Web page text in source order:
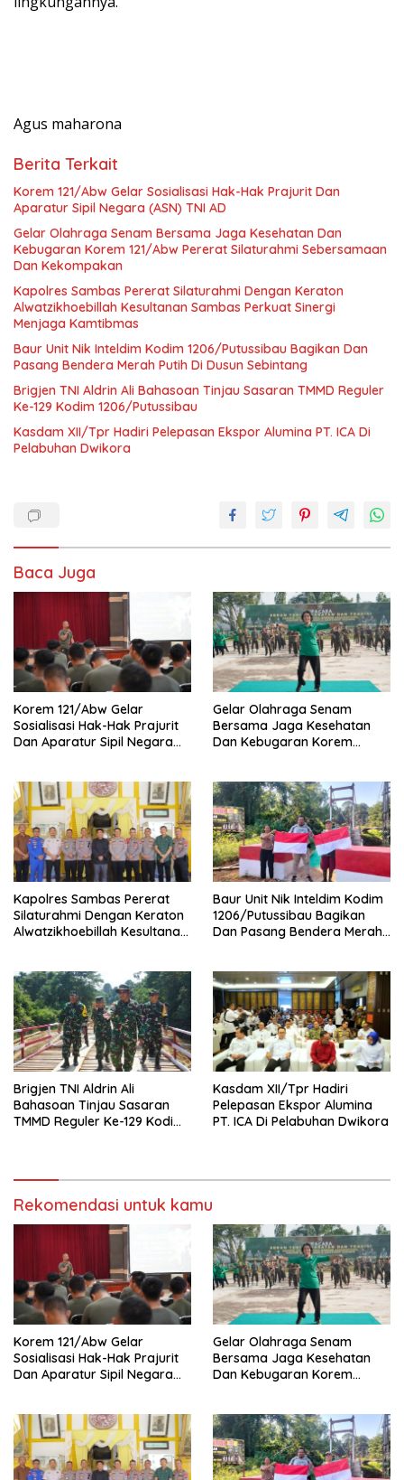
Agus maharona
Berita Terkait
Korem 121/Abw Gelar Sosialisasi Hak-Hak Prajurit Dan
Aparatur Sipil Negara (ASN) TNI AD
Gelar Olahraga Senam Bersama Jaga Kesehatan Dan
Kebugaran Korem 121/Abw Pererat Silaturahmi Sebersamaan
Dan Kekompakan
‎Kapolres Sambas Pererat Silaturahmi Dengan Keraton
Alwatzikhoebillah Kesultanan Sambas Perkuat Sinergi
Menjaga Kamtibmas
Baur Unit Nik Inteldim Kodim 1206/Putussibau Bagikan Dan
Pasang Bendera Merah Putih Di Dusun Sebintang
Brigjen TNI Aldrin Ali Bahasoan Tinjau Sasaran TMMD Reguler
Ke-129 Kodim 1206/Putussibau
Kasdam XII/Tpr Hadiri Pelepasan Ekspor Alumina PT. ICA Di
Pelabuhan Dwikora
Baca Juga
Korem 121/Abw Gelar
Sosialisasi Hak-Hak Prajurit
Dan Aparatur Sipil Negara
Gelar Olahraga Senam
Bersama Jaga Kesehatan
Dan Kebugaran Korem
Kekompakan
‎Kapolres Sambas Pererat
Silaturahmi Dengan Keraton
Alwatzikhoebillah Kesultanan
Baur Unit Nik Inteldim Kodim
1206/Putussibau Bagikan
Dan Pasang Bendera Merah
Brigjen TNI Aldrin Ali
Bahasoan Tinjau Sasaran
TMMD Reguler Ke-129 Kodim
Kasdam XII/Tpr Hadiri
Pelepasan Ekspor Alumina
PT. ICA Di Pelabuhan Dwikora
Rekomendasi untuk kamu
Korem 121/Abw Gelar
Sosialisasi Hak-Hak Prajurit
Dan Aparatur Sipil Negara
Gelar Olahraga Senam
Bersama Jaga Kesehatan
Dan Kebugaran Korem
Kekompakan